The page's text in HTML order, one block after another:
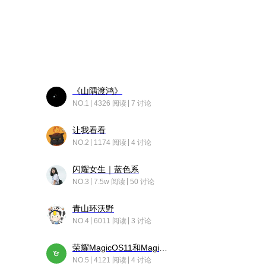
《山隅渡鸿》
NO.1 4326 阅读 7 讨论
让我看看
NO.2 1174 阅读 4 讨论
闪耀女生｜蓝色系
NO.3 7.5w 阅读 50 讨论
青山环沃野
NO.4 6011 阅读 3 讨论
NO.5 4121 阅读 4 讨论